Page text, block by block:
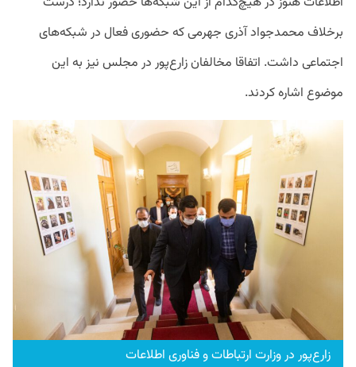
برخلاف محمدجواد آذری جهرمی که حضوری فعال در شبکه‌‌های
اجتماعی داشت. اتفاقا مخالفان زارع‌پور در مجلس نیز به این
موضوع اشاره کردند.
زارع‌پور در وزارت ارتباطات و فناوری اطلاعات